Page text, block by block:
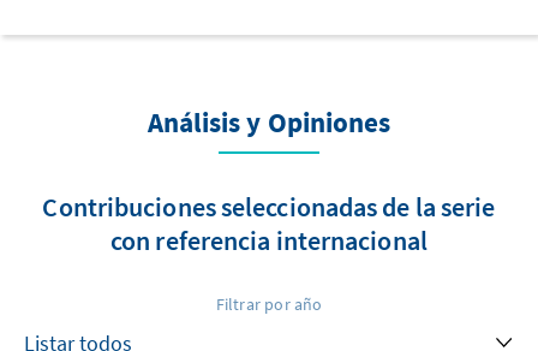
Análisis y Opiniones
Contribuciones seleccionadas de la serie
con referencia internacional
Filtrar por año